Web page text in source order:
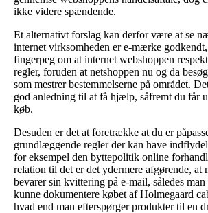
ikke videre spændende.
Et alternativt forslag kan derfor være at se
internet virksomheden er e-mærke
fingerpeg om at internet webshoppen
regler, foruden at netshoppen nu og da
som mestrer bestemmelserne på området.
god anledning til at få hjælp, såfremt du får
køb.
Desuden er det at foretrække at du er
grundlæggende regler der kan have
for eksempel den byttepolitik online
relation til det er det ydermere afgørende, at
bevarer sin kvittering på e-mail, således
kunne dokumentere købet af Holmegaard
hvad end man efterspørger produkter til en